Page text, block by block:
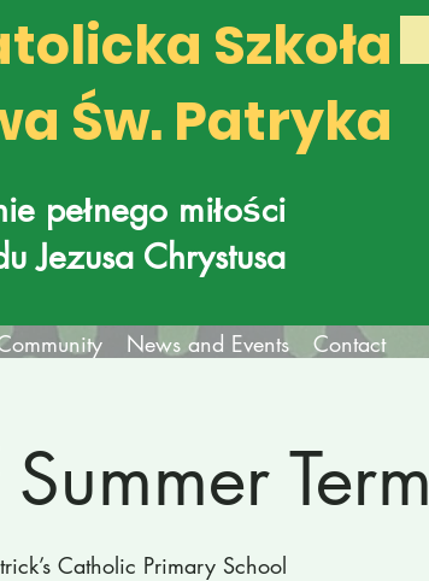
Szkoła
Św. Patryka
pełnego miłości
Jezusa Chrystusa
News and Events Contact
Term
Catholic Primary School